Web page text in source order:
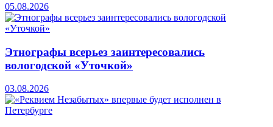
05.08.2026
Этнографы всерьез заинтересовались
вологодской «Уточкой»
03.08.2026